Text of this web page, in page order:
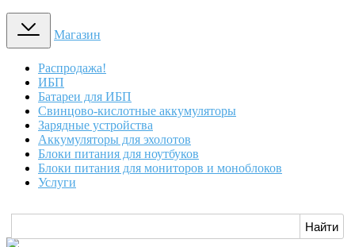
Магазин
Распродажа!
ИБП
Батареи для ИБП
Свинцово-кислотные аккумуляторы
Зарядные устройства
Аккумуляторы для эхолотов
Блоки питания для ноутбуков
Блоки питания для мониторов и моноблоков
Услуги